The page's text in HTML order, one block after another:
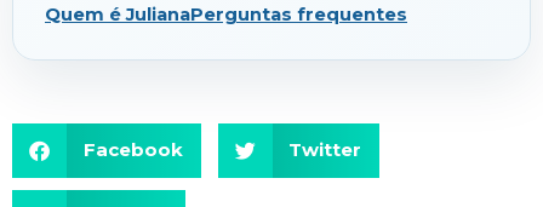
Quem é JulianaPerguntas frequentes
Facebook Twitter